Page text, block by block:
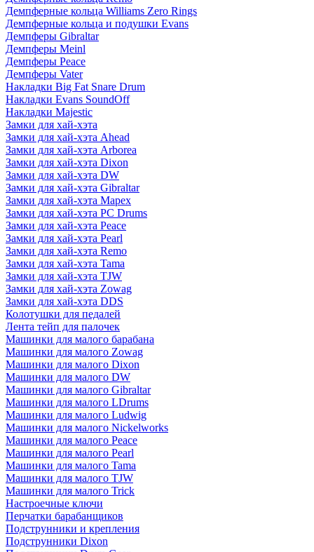
Демпферные кольца Williams Zero Rings
Демпферные кольца и подушки Evans
Демпферы Gibraltar
Демпферы Meinl
Демпферы Peace
Демпферы Vater
Накладки Big Fat Snare Drum
Накладки Evans SoundOff
Накладки Majestic
Замки для хай-хэта
Замки для хай-хэта Ahead
Замки для хай-хэта Arborea
Замки для хай-хэта Dixon
Замки для хай-хэта DW
Замки для хай-хэта Gibraltar
Замки для хай-хэта Mapex
Замки для хай-хэта PC Drums
Замки для хай-хэта Peace
Замки для хай-хэта Pearl
Замки для хай-хэта Remo
Замки для хай-хэта Tama
Замки для хай-хэта TJW
Замки для хай-хэта Zowag
Замки для хай-хэта DDS
Колотушки для педалей
Лента тейп для палочек
Машинки для малого барабана
Машинки для малого Zowag
Машинки для малого Dixon
Машинки для малого DW
Машинки для малого Gibraltar
Машинки для малого LDrums
Машинки для малого Ludwig
Машинки для малого Nickelworks
Машинки для малого Peace
Машинки для малого Pearl
Машинки для малого Tama
Машинки для малого TJW
Машинки для малого Trick
Настроечные ключи
Перчатки барабанщиков
Подструнники и крепления
Подструнники Dixon